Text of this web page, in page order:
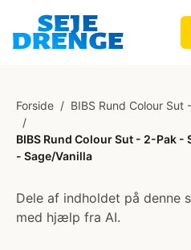
Forside / BIBS Rund Colour
/
BIBS Rund Colour Sut - 2-Pak -
- Sage/Vanilla
Dele af indholdet på denne
med hjælp fra AI.